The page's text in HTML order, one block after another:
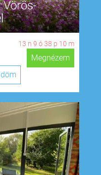
13 n9ó38 p9 m
Megnézem